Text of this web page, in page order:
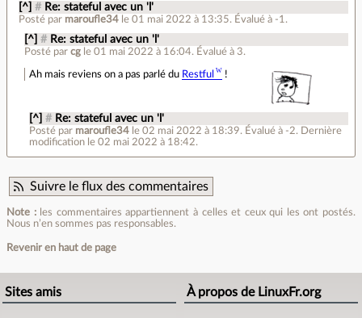
[^] # Re: stateful avec un 'l'
Posté par maroufle34 le 01 mai 2022 à 13:35. Évalué à -1 .
[^] # Re: stateful avec un 'l'
Posté par cg le 01 mai 2022 à 16:04. Évalué à 3.
Ah mais reviens on a pas parlé du Restful !
[^] # Re: stateful avec un 'l'
Posté par maroufle34 le 02 mai 2022 à 18:39. Évalué à -2. Dernière
modification le 02 mai 2022 à 18:42.
Suivre le flux des commentaires
Note :les commentaires appartiennent à celles et ceux qui les ont postés.
Nous n’en sommes pas responsables.
Revenir en haut de page
Sites amis À propos de LinuxFr.org